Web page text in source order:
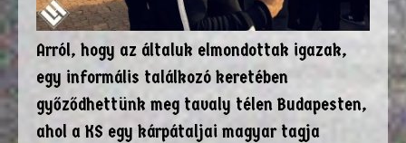
Arról, hogy az általuk elmondottak igazak,
egy informális találkozó keretében
győződhettünk meg tavaly télen Budapesten,
ahol a KS egy kárpátaljai magyar tagja